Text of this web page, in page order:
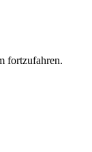
fortzufahren.